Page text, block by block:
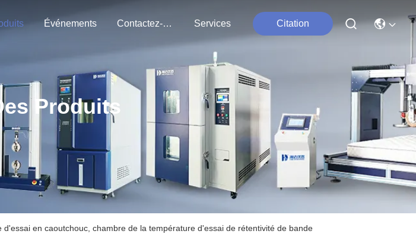
Événements Contactez-Nous Services Citation
Produits
d'essai en caoutchouc, chambre de la température d'essai de rétentivité de bande